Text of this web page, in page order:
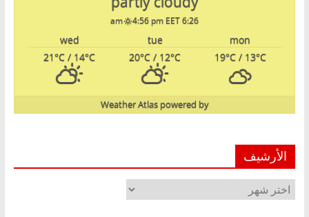
6:26 am
4:56 pm EET
mon
tue
wed
19°C/ 13°C
20°C / 12°C
21°C / 14°C
powered by
Weather Atlas
الأرشيف
الأرشيف